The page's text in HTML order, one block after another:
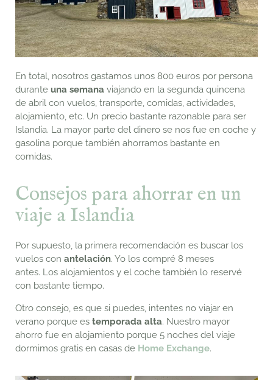
En total, nosotros gastamos unos 800 euros por persona
durante una semana viajando en la segunda quincena
de abril con vuelos, transporte, comidas, actividades,
alojamiento, etc. Un precio bastante razonable para ser
Islandia. La mayor parte del dinero se nos fue en coche y
gasolina porque también ahorramos bastante en
comidas.
Consejos para ahorrar en un
viaje a Islandia
Por supuesto, la primera recomendación es buscar los
vuelos con antelación. Yo los compré 8 meses
antes. Los alojamientos y el coche también lo reservé
con bastante tiempo.
Otro consejo, es que si puedes, intentes no viajar en
verano porque es temporada alta. Nuestro mayor
ahorro fue en alojamiento porque 5 noches del viaje
dormimos gratis en casas de Home Exchange.